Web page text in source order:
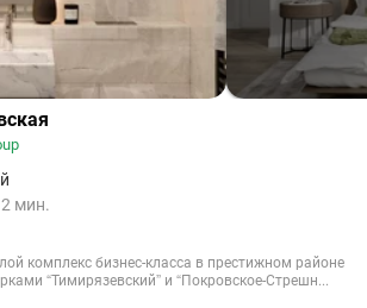
мин.
комплекс бизнес-класса в престижном районе
“Тимирязевский” и “Покровское-Стрешн...